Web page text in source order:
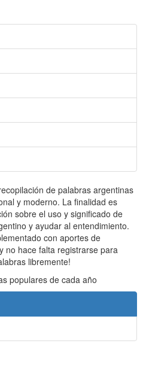
de palabras argentinas
y moderno. La finalidad es
sobre el uso y significado de
y ayudar al entendimiento.
con aportes de
no hace falta registrarse para
libremente!
populares de cada año